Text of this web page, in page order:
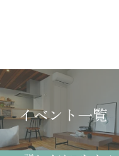
イベント一覧